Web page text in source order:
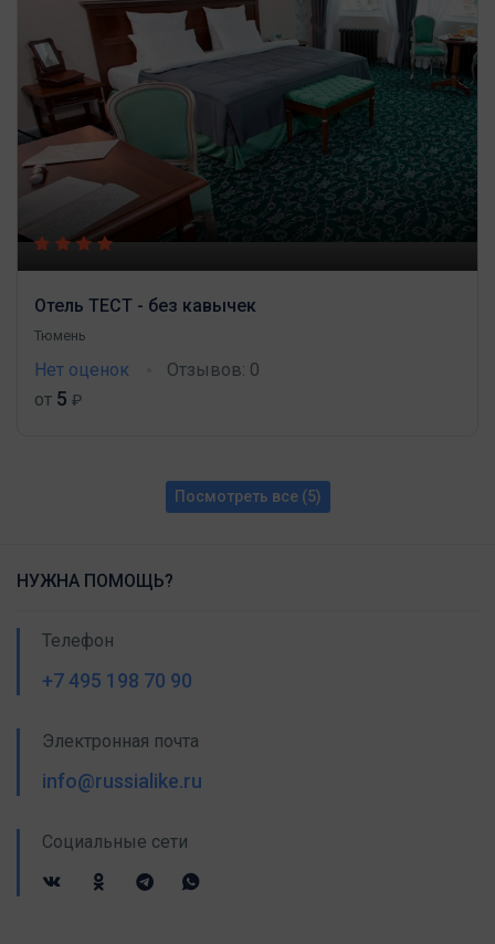
Отель ТЕСТ - без кавычек
Тюмень
Нет оценок
Отзывов: 0
от 5 ₽
Посмотреть все (5)
НУЖНА ПОМОЩЬ?
Телефон
+7 495 198 70 90
Электронная почта
info@russialike.ru
Социальные сети